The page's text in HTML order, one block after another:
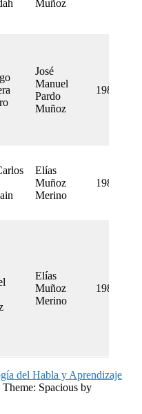
Muñoz
José
Manuel
Pardo
Muñoz
1986
Elías
Muñoz
Merino
1984
Elías
Muñoz
Merino
1981
del Habla y Aprendizaje
Theme: Spacious by